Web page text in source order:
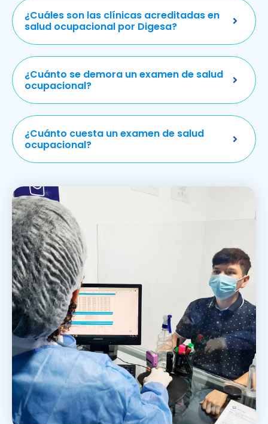
¿Cuáles son las clínicas acreditadas en
salud ocupacional por Digesa?
¿Cuánto se demora un examen de salud
ocupacional?
¿Cuánto cuesta un examen de salud
ocupacional?